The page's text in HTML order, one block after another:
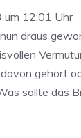
um 12:01 Uhr
draus
gehört
sollte das